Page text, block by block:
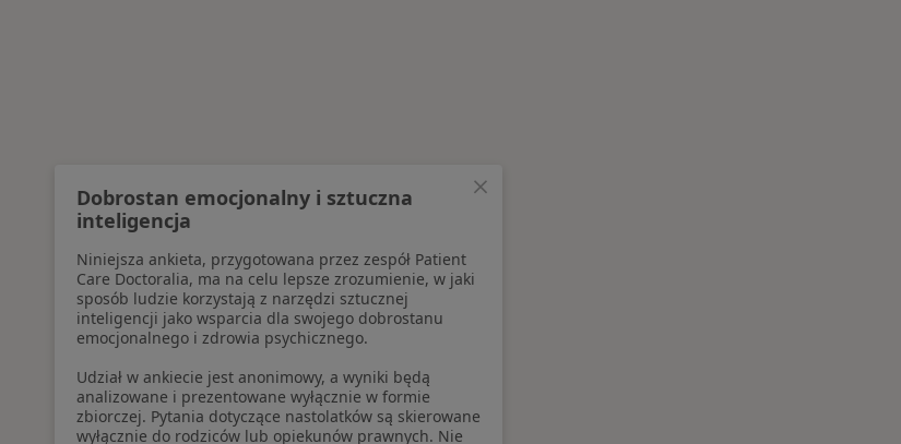
Dobrostan emocjonalny i sztuczna
inteligencja
Niniejsza ankieta, przygotowana przez zespół Patient
Care Doctoralia, ma na celu lepsze zrozumienie, w jaki
sposób ludzie korzystają z narzędzi sztucznej
inteligencji jako wsparcia dla swojego dobrostanu
emocjonalnego i zdrowia psychicznego.
Udział w ankiecie jest anonimowy, a wyniki będą
analizowane i prezentowane wyłącznie w formie
zbiorczej. Pytania dotyczące nastolatków są skierowane
wyłącznie do rodziców lub opiekunów prawnych. Nie